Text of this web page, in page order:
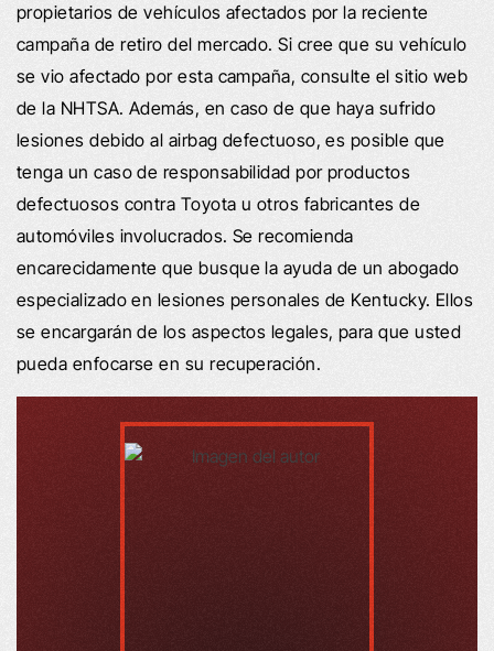
propietarios de vehículos afectados por la reciente
campaña de retiro del mercado. Si cree que su vehículo
se vio afectado por esta campaña, consulte el sitio web
de la NHTSA. Además, en caso de que haya sufrido
lesiones debido al airbag defectuoso, es posible que
tenga un caso de responsabilidad por productos
defectuosos contra Toyota u otros fabricantes de
automóviles involucrados. Se recomienda
encarecidamente que busque la ayuda de un abogado
especializado en lesiones personales de Kentucky. Ellos
se encargarán de los aspectos legales, para que usted
pueda enfocarse en su recuperación.